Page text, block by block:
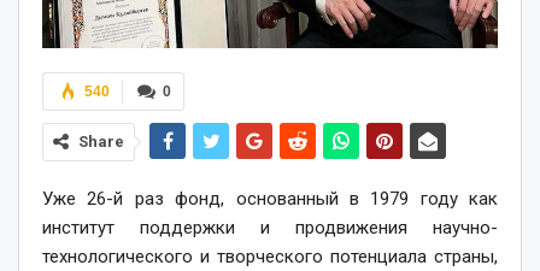
0
540
Share
Уже 26-й раз фонд, основанный в 1979 году как
институт поддержки и продвижения научно-
технологического и творческого потенциала страны,